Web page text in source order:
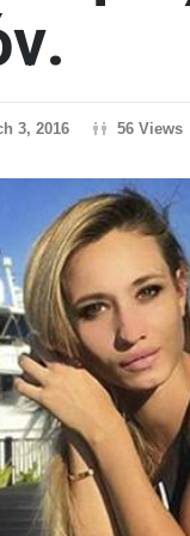
3, 2016 56 Views